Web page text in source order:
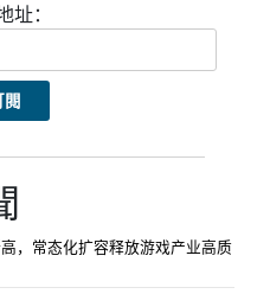
址：
，常态化扩容释放游戏产业高质